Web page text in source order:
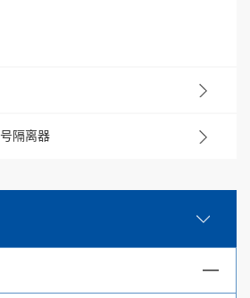
隔离器